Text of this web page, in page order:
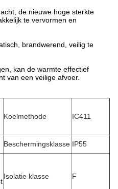
de nieuwe hoge sterkte
te vervormen en
brandwerend, veilig te
kan de warmte effectief
van een veilige afvoer.
Koelmethode IC411
Beschermingsklasse IP55
Isolatie klasse F